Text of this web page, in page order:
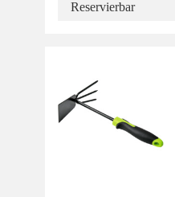
Reservierbar